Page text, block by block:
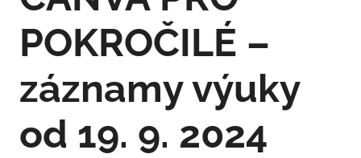
POKROČILÉ –
záznamy výuky
od 19. 9. 2024